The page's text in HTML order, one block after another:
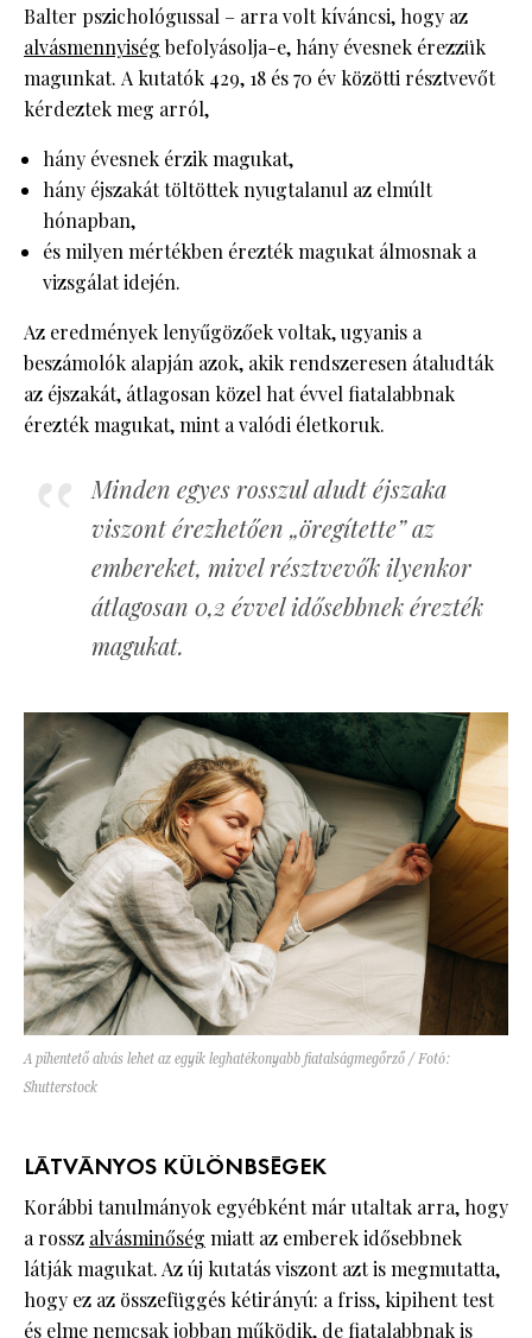
Balter pszichológussal – arra volt kíváncsi, hogy az
alvásmennyiség befolyásolja-e, hány évesnek érezzük
magunkat. A kutatók 429, 18 és 70 év közötti résztvevőt
kérdeztek meg arról,
hány évesnek érzik magukat,
hány éjszakát töltöttek nyugtalanul az elmúlt
hónapban,
és milyen mértékben érezték magukat álmosnak a
vizsgálat idején.
Az eredmények lenyűgözőek voltak, ugyanis a
beszámolók alapján azok, akik rendszeresen átaludták
az éjszakát, átlagosan közel hat évvel fiatalabbnak
érezték magukat, mint a valódi életkoruk.
Minden egyes rosszul aludt éjszaka
viszont érezhetően „öregítette” az
embereket, mivel résztvevők ilyenkor
átlagosan 0,2 évvel idősebbnek érezték
magukat.
A pihentető alvás lehet az egyik leghatékonyabb fiatalságmegőrző / Fotó:
Shutterstock
LÁTVÁNYOS KÜLÖNBSÉGEK
Korábbi tanulmányok egyébként már utaltak arra, hogy
a rossz alvásminőség miatt az emberek idősebbnek
látják magukat. Az új kutatás viszont azt is megmutatta,
hogy ez az összefüggés kétirányú: a friss, kipihent test
és elme nemcsak jobban működik, de fiatalabbnak is